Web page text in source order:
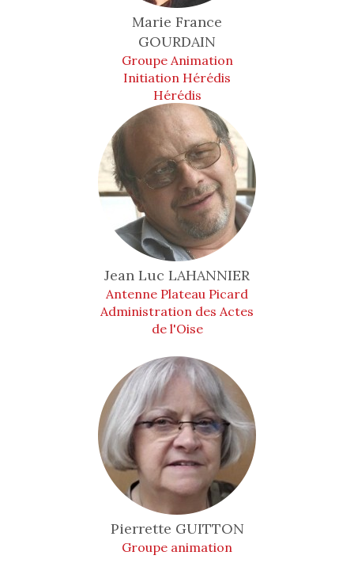
Marie France
GOURDAIN
Groupe Animation
Initiation Hérédis
Hérédis
Jean Luc LAHANNIER
Antenne Plateau Picard
Administration des Actes
de l'Oise
Pierrette GUITTON
Groupe animation